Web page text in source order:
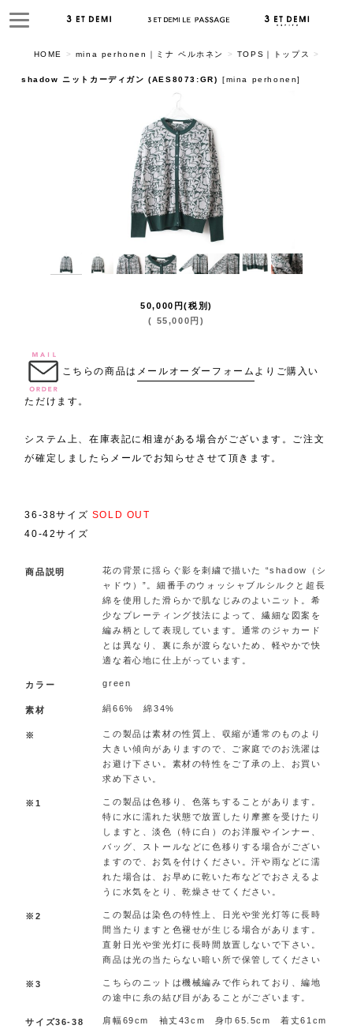
HOME > mina perhonen｜ミナ ペルホネン > TOPS｜トップス >
shadow ニットカーディガン (AES8073:GR) [mina perhonen]
50,000 円(税別)
( 55,000 円 )
こちらの商品は メールオーダーフォーム よりご購入い
ただけます。
システム上、在庫表記に相違がある場合がございます。ご注文
が確定しましたらメールでお知らせさせて頂きます。
36-38サイズ SOLD OUT
40-42サイズ
商品説明
花の背景に揺らぐ影を刺繍で描いた “shadow（シ
ャドウ）”。細番手のウォッシャブルシルクと超長
綿を使用した滑らかで肌なじみのよいニット。希
少なプレーティング技法によって、繊細な図案を
編み柄として表現しています。通常のジャカード
とは異なり、裏に糸が渡らないため、軽やかで快
適な着心地に仕上がっています。
カラー green
素材 絹66% 綿34%
※
この製品は素材の性質上、収縮が通常のものより
大きい傾向がありますので、ご家庭でのお洗濯は
お避け下さい。素材の特性をご了承の上、お買い
求め下さい。
※1
この製品は色移り、色落ちすることがあります。
特に水に濡れた状態で放置したり摩擦を受けたり
しますと、淡色（特に白）のお洋服やインナー、
バッグ、ストールなどに色移りする場合がござい
ますので、お気を付けください。汗や雨などに濡
れた場合は、お早めに乾いた布などでおさえるよ
うに水気をとり、乾燥させてください。
※2
この製品は染色の特性上、日光や蛍光灯等に長時
間当たりますと色褪せが生じる場合があります。
直射日光や蛍光灯に長時間放置しないで下さい。
商品は光の当たらない暗い所で保管してください
※3
こちらのニットは機械編みで作られており、編地
の途中に糸の結び目があることがございます。
サイズ36-38
肩幅69cm 袖丈43cm 身巾65.5cm 着丈61cm